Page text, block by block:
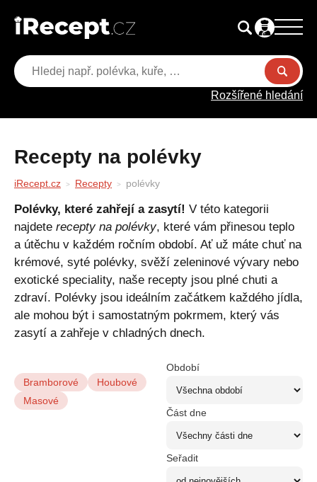
Rozšířené hledání
Recepty na polévky
iRecept.cz Recepty polévky
Polévky, které zahřejí a zasytí! V této kategorii
najdete recepty na polévky, které vám přinesou teplo
a útěchu v každém ročním období. Ať už máte chuť na
krémové, syté polévky, svěží zeleninové vývary nebo
exotické speciality, naše recepty jsou plné chuti a
zdraví. Polévky jsou ideálním začátkem každého jídla,
ale mohou být i samostatným pokrmem, který vás
zasytí a zahřeje v chladných dnech.
Bramborové
Houbové
Masové
Období
Část dne
Seřadit